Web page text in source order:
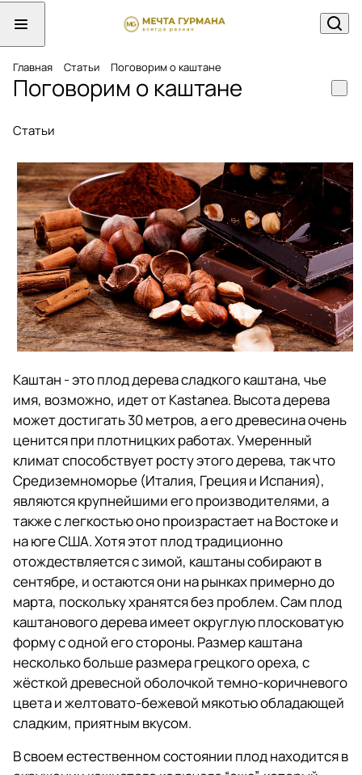
Главная Статьи Поговорим о каштане
Поговорим о каштане
Статьи
Каштан - это плод дерева сладкого каштана, чье
имя, возможно, идет от Kastanea. Высота дерева
может достигать 30 метров, а его древесина очень
ценится при плотницких работах. Умеренный
климат способствует росту этого дерева, так что
Средиземноморье (Италия, Греция и Испания),
являются крупнейшими его производителями, а
также с легкостью оно произрастает на Востоке и
на юге США. Хотя этот плод традиционно
отождествляется с зимой, каштаны собирают в
сентябре, и остаются они на рынках примерно до
марта, поскольку хранятся без проблем. Сам плод
каштанового дерева имеет округлую плосковатую
форму с одной его стороны. Размер каштана
несколько больше размера грецкого ореха, с
жёсткой древесной оболочкой темно-коричневого
цвета и желтовато-бежевой мякотью обладающей
сладким, приятным вкусом.
В своем естественном состоянии плод находится в